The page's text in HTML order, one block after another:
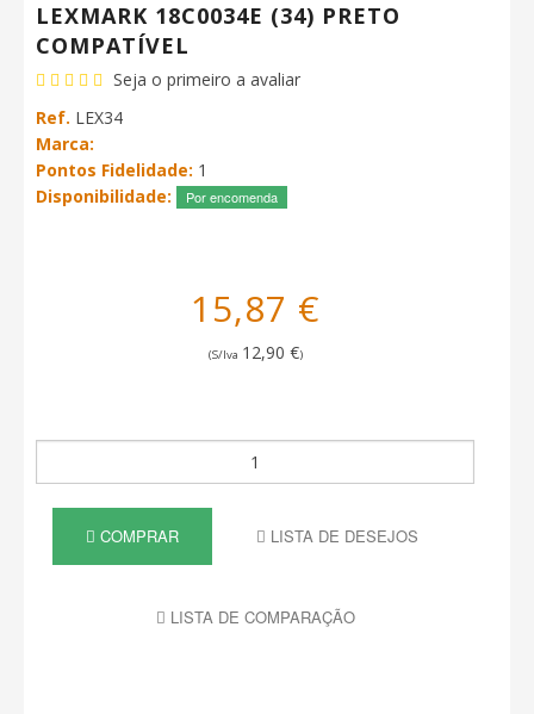
LEXMARK 18C0034E (34) PRETO
COMPATÍVEL
Seja o primeiro a avaliar
Ref. LEX34
Marca:
Pontos Fidelidade: 1
Disponibilidade:
Por encomenda
15,87 €
(S/Iva 12,90 €)
COMPRAR LISTA DE DESEJOS
LISTA DE COMPARAÇÃO